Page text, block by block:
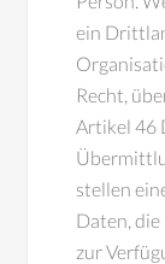
ein
Recht,
Artikel 46
stellen
Daten,
zur